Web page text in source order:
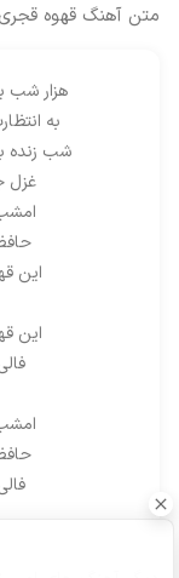
متن آهنگ قهوه
هزار شب
به
شب زنده
غزل
این
این